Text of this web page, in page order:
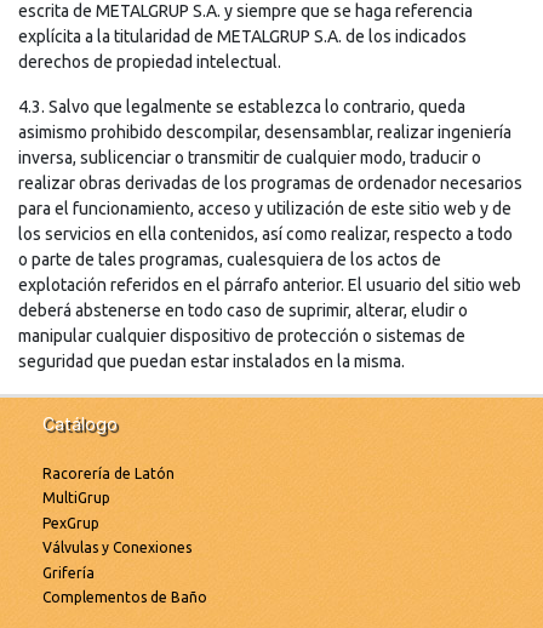
escrita de METALGRUP S.A. y siempre que se haga referencia
explícita a la titularidad de METALGRUP S.A. de los indicados
derechos de propiedad intelectual.
4.3. Salvo que legalmente se establezca lo contrario, queda
asimismo prohibido descompilar, desensamblar, realizar ingeniería
inversa, sublicenciar o transmitir de cualquier modo, traducir o
realizar obras derivadas de los programas de ordenador necesarios
para el funcionamiento, acceso y utilización de este sitio web y de
los servicios en ella contenidos, así como realizar, respecto a todo
o parte de tales programas, cualesquiera de los actos de
explotación referidos en el párrafo anterior. El usuario del sitio web
deberá abstenerse en todo caso de suprimir, alterar, eludir o
manipular cualquier dispositivo de protección o sistemas de
seguridad que puedan estar instalados en la misma.
Catálogo
Racorería de Latón
MultiGrup
PexGrup
Válvulas y Conexiones
Grifería
Complementos de Baño